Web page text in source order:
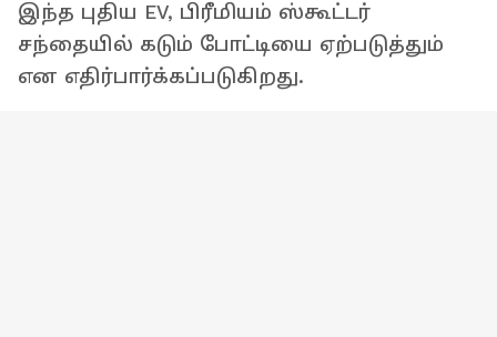
இந்த புதிய EV, பிரீமியம் ஸ்கூட்டர்
சந்தையில் கடும் போட்டியை ஏற்படுத்தும்
என எதிர்பார்க்கப்படுகிறது.